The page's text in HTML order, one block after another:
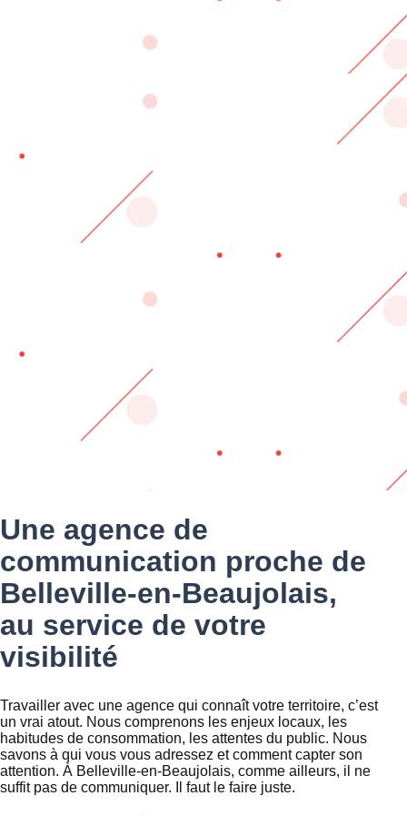
Une agence de
communication proche de
Belleville-en-Beaujolais,
au service de votre
visibilité
Travailler avec une agence qui connaît votre territoire, c’est
un vrai atout. Nous comprenons les enjeux locaux, les
habitudes de consommation, les attentes du public. Nous
savons à qui vous vous adressez et comment capter son
attention. À Belleville-en-Beaujolais, comme ailleurs, il ne
suffit pas de communiquer. Il faut le faire juste.